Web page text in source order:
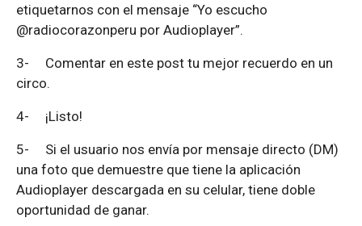
etiquetarnos con el mensaje “Yo escucho
@radiocorazonperu por Audioplayer”.
3- Comentar en este post tu mejor recuerdo en un
circo.
4- ¡Listo!
5- Si el usuario nos envía por mensaje directo (DM)
una foto que demuestre que tiene la aplicación
Audioplayer descargada en su celular, tiene doble
oportunidad de ganar.